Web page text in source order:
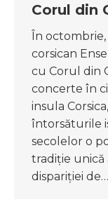
Corul din
În
corsican
cu Corul din
concerte în
insula
întorsăturile
secolelor o
tradiție unică
dispariției de…